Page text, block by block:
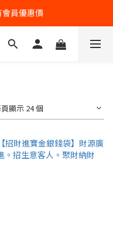
2000NT免運寄送
會員優惠價
2000NT免運寄送
顯示 24 個